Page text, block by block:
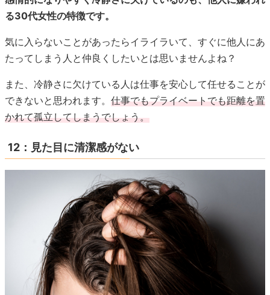
る30代女性の特徴です。
気に入らないことがあったらイライラいて、すぐに他人にあ
たってしまう人と仲良くしたいとは思いませんよね？
また、冷静さに欠けている人は仕事を安心して任せることが
できないと思われます。 仕事でもプライベートでも距離を置
かれて孤立してしまうでしょう。
12：見た目に清潔感がない